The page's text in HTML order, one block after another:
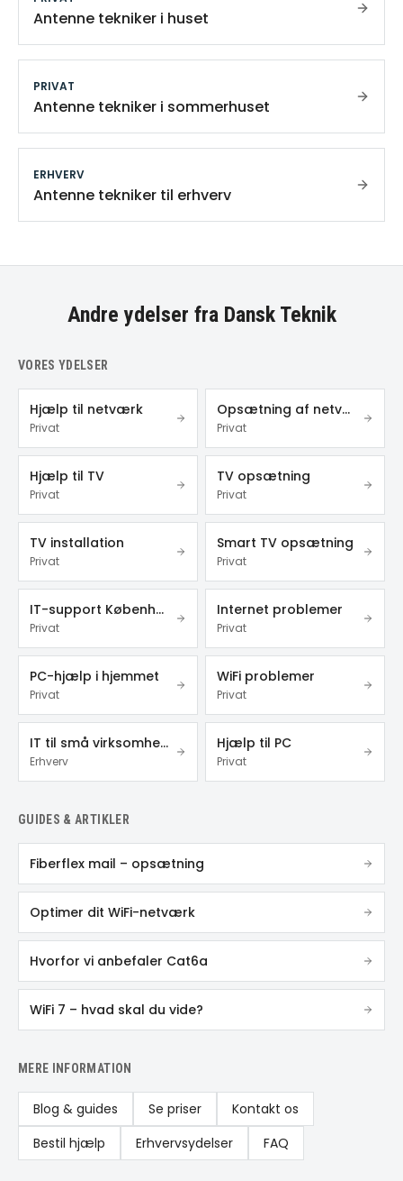
Antenne tekniker i huset
PRIVAT
Antenne tekniker i sommerhuset
ERHVERV
Antenne tekniker til erhverv
Andre ydelser fra Dansk Teknik
VORES YDELSER
Hjælp til netværk
Privat
Opsætning af netværk
Privat
Hjælp til TV
Privat
TV opsætning
Privat
TV installation
Privat
Smart TV opsætning
Privat
IT-support København
Privat
Internet problemer
Privat
PC-hjælp i hjemmet
Privat
WiFi problemer
Privat
IT til små virksomheder
Erhverv
Hjælp til PC
Privat
GUIDES & ARTIKLER
Fiberflex mail – opsætning
Optimer dit WiFi-netværk
Hvorfor vi anbefaler Cat6a
WiFi 7 – hvad skal du vide?
MERE INFORMATION
Blog & guides Se priser
Kontakt os
Bestil hjælp
Erhvervsydelser FAQ